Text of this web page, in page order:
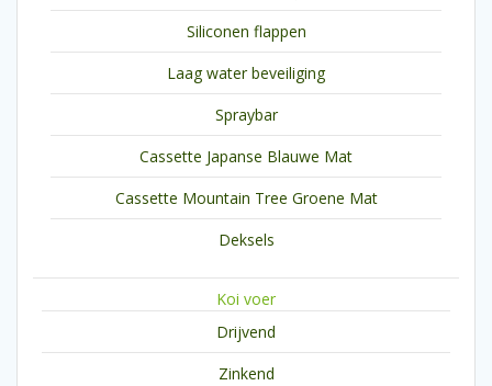
Siliconen flappen
Laag water beveiliging
Spraybar
Cassette Japanse Blauwe Mat
Cassette Mountain Tree Groene Mat
Deksels
Koi voer
Drijvend
Zinkend